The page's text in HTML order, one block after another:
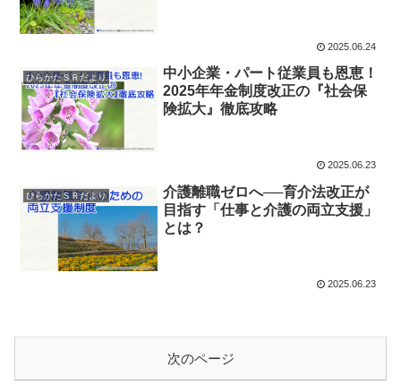
2025.06.24
ひらかたＳＲだより
中小企業・パート従業員も恩恵！
2025年年金制度改正の『社会保
険拡大』徹底攻略
2025.06.23
ひらかたＳＲだより
介護離職ゼロへ──育介法改正が
目指す「仕事と介護の両立支援」
とは？
2025.06.23
次のページ